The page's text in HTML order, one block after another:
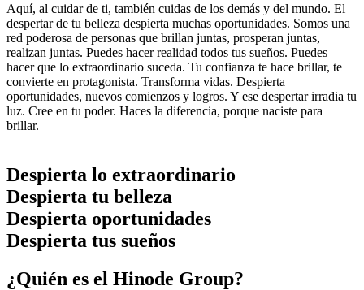
Aquí, al cuidar de ti, también cuidas de los demás y del mundo. El
despertar de tu belleza despierta muchas oportunidades. Somos una
red poderosa de personas que brillan juntas, prosperan juntas,
realizan juntas. Puedes hacer realidad todos tus sueños. Puedes
hacer que lo extraordinario suceda. Tu confianza te hace brillar, te
convierte en protagonista. Transforma vidas. Despierta
oportunidades, nuevos comienzos y logros. Y ese despertar irradia tu
luz. Cree en tu poder. Haces la diferencia, porque naciste para
brillar.
Despierta lo extraordinario
Despierta tu belleza
Despierta oportunidades
Despierta tus sueños
¿Quién es el Hinode Group?